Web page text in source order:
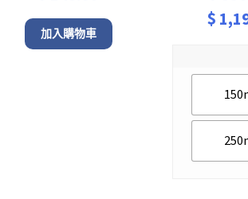
加入購物車
$